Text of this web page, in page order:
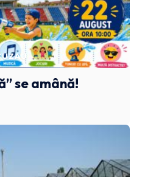
se amână!